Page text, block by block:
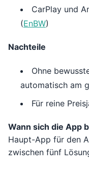
CarPlay und
(EnBW)
Nachteile
Ohne
automatisch am
Für reine
Wann sich die App
Haupt-App für den
zwischen fünf